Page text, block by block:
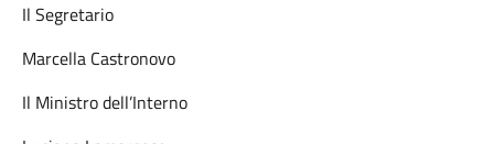
Il Segretario
Marcella Castronovo
Il Ministro dell’Interno